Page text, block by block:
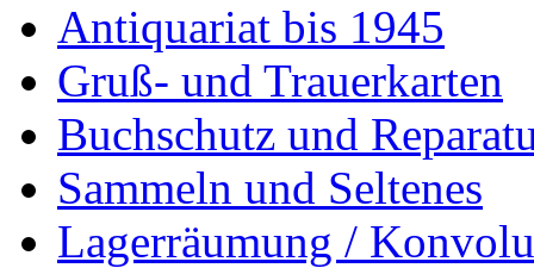
Antiquariat bis 1945
Gruß- und Trauerkarten
Buchschutz und
Sammeln und Seltenes
Lagerräumung /